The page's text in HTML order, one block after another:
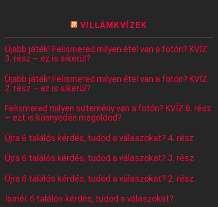
VILLÁMKVÍZEK
Újabb játék! Felismered milyen étel van a fotón? KVÍZ
3. rész – ez is sikerül?
Újabb játék! Felismered milyen étel van a fotón? KVÍZ
2. rész – ez is sikerül?
Felismered milyen sütemény van a fotón? KVÍZ 6. rész
– ezt is könnyedén megoldod?
Újra 6 találós kérdés, tudod a válaszokat? 4. rész
Újra 6 találós kérdés, tudod a válaszokat? 3. rész
Újra 6 találós kérdés, tudod a válaszokat? 2. rész
Ismét 6 találós kérdés, tudod a válaszokat?